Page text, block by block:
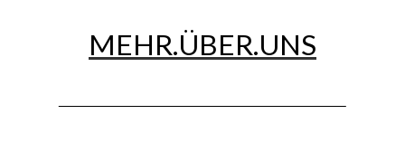
Kreiszeltlager 2023
MEHR.ÜBER.UNS